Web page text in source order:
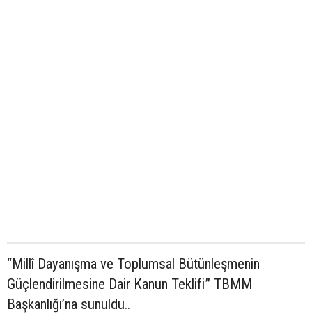
“Millî Dayanışma ve Toplumsal Bütünleşmenin
Güçlendirilmesine Dair Kanun Teklifi” TBMM
Başkanlığı’na sunuldu..